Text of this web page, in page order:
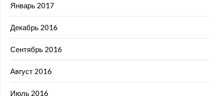
Январь 2017
Декабрь 2016
Сентябрь 2016
Август 2016
Июль 2016